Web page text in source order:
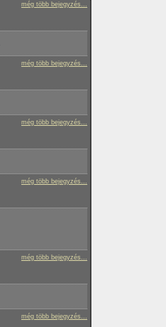
még több bejegyzés...
még több bejegyzés...
még több bejegyzés...
még több bejegyzés...
még több bejegyzés...
még több bejegyzés...